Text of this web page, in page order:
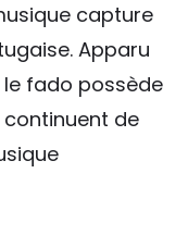
capture
Apparu
le fado possède
de